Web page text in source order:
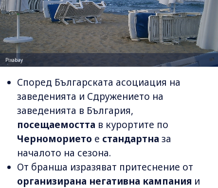
Pixabay
Според Българската асоциация на
заведенията и Сдружението на
заведенията в България,
посещаемостта в курортите по
Черноморието е стандартна за
началото на сезона.
От бранша изразяват притеснение от
организирана негативна кампания и